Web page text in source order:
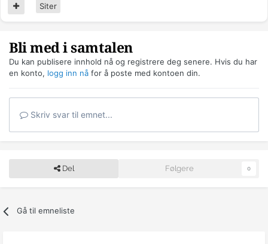
Siter
Bli med i samtalen
Du kan publisere innhold nå og registrere deg senere. Hvis du har
en konto, logg inn nå for å poste med kontoen din.
Skriv svar til emnet...
Del Følgere 0
Gå til emneliste